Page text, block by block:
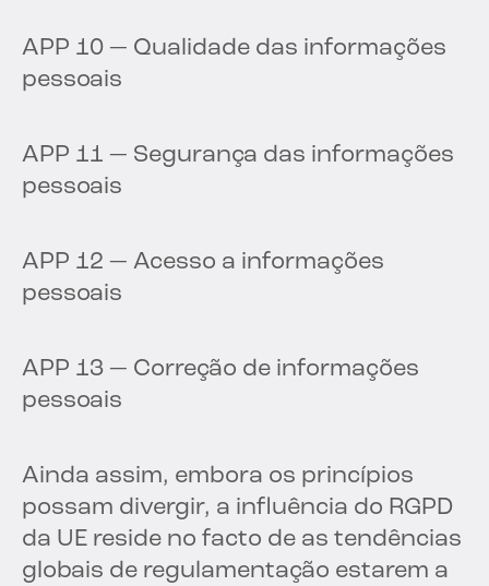
APP 10 — Qualidade das informações
pessoais
APP 11 — Segurança das informações
pessoais
APP 12 — Acesso a informações
pessoais
APP 13 — Correção de informações
pessoais
Ainda assim, embora os princípios
possam divergir, a influência do RGPD
da UE reside no facto de as tendências
globais de regulamentação estarem a